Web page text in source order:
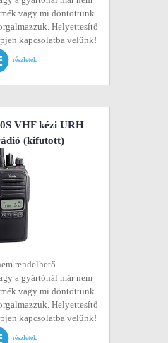
vagy mi döntöttünk
Helyettesítő
kapcsolatba velünk!
részletek
VHF kézi URH
(kifutott)
rendelhető.
a gyártónál már nem
vagy mi döntöttünk
Helyettesítő
kapcsolatba velünk!
részletek